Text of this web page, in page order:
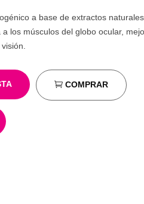
a base de extractos
los músculos del globo ocular,
COMPRAR